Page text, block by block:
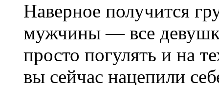
Наверное получится
мужчины — все
просто погулять и на
вы сейчас нацепили